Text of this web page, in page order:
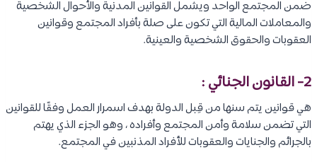
ضمن المجتمع الواحد ويشمل القوانين المدنية والأحوال الشخصية
والمعاملات المالية التي تكون على صلة بأفراد المجتمع وقوانين
العقوبات والحقوق الشخصية والعينية.
2- القانون الجنائي :
هي قوانين يتم سنها من قِبل الدولة بهدف اسمرار العمل وفقًا للقوانين
التي تضمن سلامة وأمن المجتمع وأفراده ، وهو الجزء الذي يهتم
بالجرائم والجنايات والعقوبات للأفراد المذنبين في المجتمع.